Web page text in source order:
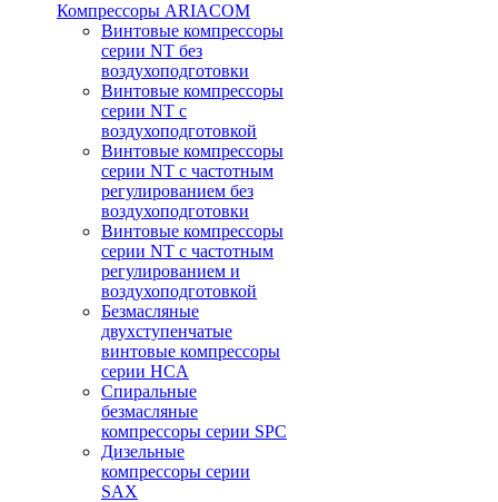
Компрессоры ARIACOM
Винтовые компрессоры
серии NT без
воздухоподготовки
Винтовые компрессоры
серии NT c
воздухоподготовкой
Винтовые компрессоры
серии NT с частотным
регулированием без
воздухоподготовки
Винтовые компрессоры
серии NT с частотным
регулированием и
воздухоподготовкой
Безмасляные
двухступенчатые
винтовые компрессоры
серии HCA
Спиральные
безмасляные
компрессоры серии SPC
Дизельные
компрессоры серии
SAX